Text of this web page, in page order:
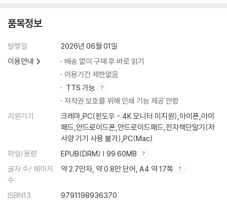
품목정보
발행일
2026년 06월 01일
이용안내
배송 없이 구매 후 바로 읽기
이용기간 제한없음
TTS 가능
저작권 보호를 위해 인쇄 기능 제공 안함
지원기기
크레마,PC(윈도우 - 4K 모니터 미지원),아이폰,아이
패드,안드로이드폰,안드로이드패드,전자책단말기(저
사양 기기 사용 불가),PC(Mac)
파일/용량
EPUB(DRM) | 99.60MB
글자 수/ 페이지
수
약 2.7만자, 약 0.8만 단어, A4 약 17쪽
ISBN13 9791198936370